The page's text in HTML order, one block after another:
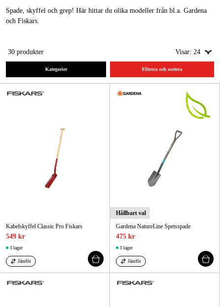
Suomi
Deutschland
Garage & verkstad
Arbetskläder & skydd
El & bygg
Skog & trädgård
Kontakt & Öppettider
FAQ
Spade, skyffel och grep! Här hittar du olika modeller från bl.a. Gardena
och Fiskars.
30 produkter Visar: 24
Kategorier Filtrera och sortera
Kabelskyffel Classic Pro Fiskars
549 kr
I lager
Jämför
Hållbart val
Gardena NatureLine Spetsspade
475 kr
I lager
Jämför